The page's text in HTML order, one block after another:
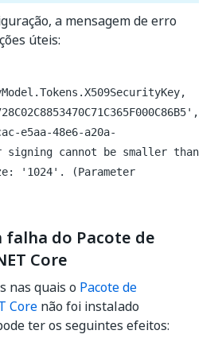
a mensagem de erro
úteis:
e5aa-48e6-a20a-
signing cannot be smaller than
'1024'. (Parameter
do Pacote de
Core
nas quais o Pacote de
Core não foi instalado
ter os seguintes efeitos: